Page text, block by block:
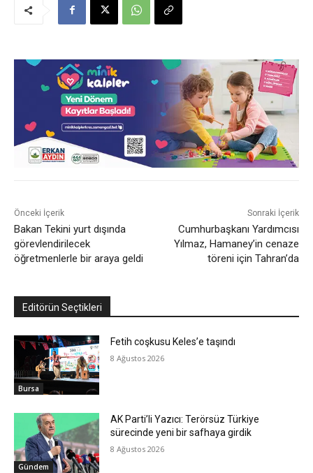
Önceki İçerik
Bakan Tekini yurt dışında
görevlendirilecek
öğretmenlerle bir araya geldi
Sonraki İçerik
Cumhurbaşkanı Yardımcısı
Yılmaz, Hamaney’in cenaze
töreni için Tahran’da
Editörün Seçtikleri
Bursa
Fetih coşkusu Keles’e taşındı
8 Ağustos 2026
Gündem
AK Parti’li Yazıcı: Terörsüz Türkiye
sürecinde yeni bir safhaya girdik
8 Ağustos 2026